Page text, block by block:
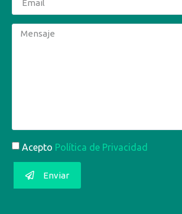
Acepto Política de Privacidad
Enviar